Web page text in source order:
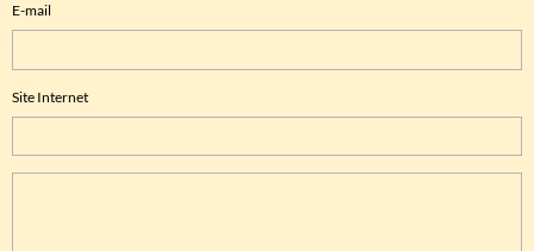
E-mail
Site Internet